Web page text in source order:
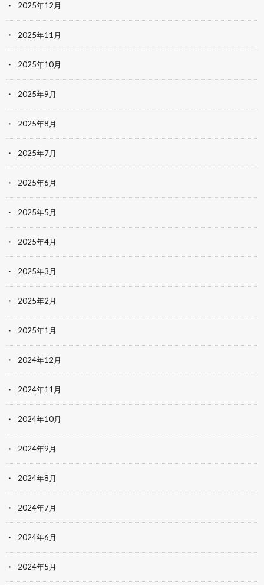
2025年12月
2025年11月
2025年10月
2025年9月
2025年8月
2025年7月
2025年6月
2025年5月
2025年4月
2025年3月
2025年2月
2025年1月
2024年12月
2024年11月
2024年10月
2024年9月
2024年8月
2024年7月
2024年6月
2024年5月